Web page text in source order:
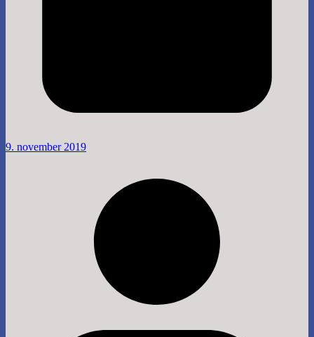
9. november 2019